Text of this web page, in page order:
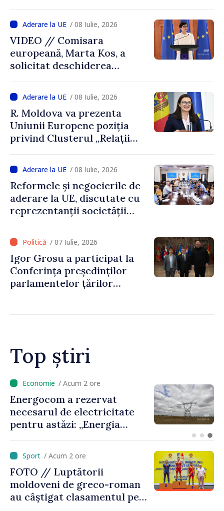
susținut cu majoritate de
voturi
/ 08 Iulie, 2026
VIDEO // Comisara
europeană, Marta Kos, a
solicitat deschiderea
negocieri privind aderarea
Republicii Moldova la UE
/ 08 Iulie, 2026
R. Moldova va prezenta
Uniunii Europene poziția
privind Clusterul „Relații
Gherasimov: „Suntem
pregătiți pentru acest pas
de mai bine de un an”
/ 08 Iulie, 2026
Reformele și negocierile de
aderare la UE, discutate cu
reprezentanții societății
/ 07 Iulie, 2026
Igor Grosu a participat la
Conferința președinților
parlamentelor țărilor
concreți”
Top știri
/ Acum 26 minute
VIDEO // Peste 2 000 de
militari vor defila de Ziua
Independenței în PMAN.
„Un omagiu celor care au
luptat pentru libertate”
/ Acum 2 ore
FOTO // Luptătorii
moldoveni de greco-roman
au câștigat clasamentul pe